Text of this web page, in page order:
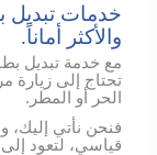
خدمات تبديل
والأكثر أماناً.
مع خدمة تبديل
تحتاج إلى زيارة
الحر أو المطر.
فنحن نأتي
قياسي، لتعود